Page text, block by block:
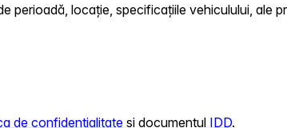
perioadă, locație, specificațiile vehiculului, ale
de confidențialitate și documentul IDD.